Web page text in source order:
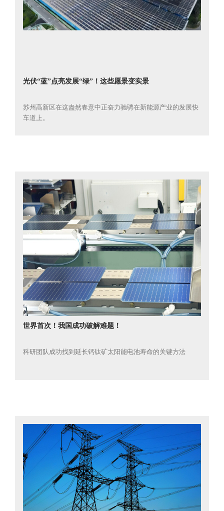
光伏“蓝”点亮发展“绿”！这些愿景变实景
苏州高新区在这盎然春意中正奋力驰骋在新能源产业的发展快
车道上。
世界首次！我国成功破解难题！
科研团队成功找到延长钙钛矿太阳能电池寿命的关键方法